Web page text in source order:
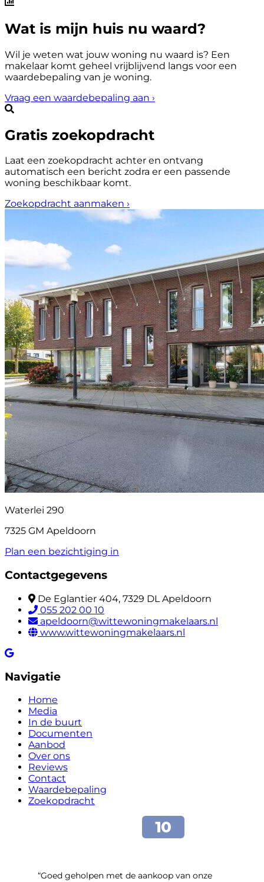
Wat is mijn huis nu waard?
Wil je weten wat jouw woning nu waard is? Een
makelaar komt geheel vrijblijvend langs voor een
waardebepaling van je woning.
Vraag een waardebepaling aan ›
Gratis zoekopdracht
Laat een zoekopdracht achter en ontvang
automatisch een bericht zodra er een passende
woning beschikbaar komt.
Zoekopdracht aanmaken ›
Waterlei 290
7325 GM Apeldoorn
Plan een bezichtiging in
Contactgegevens
De Eglantier 404, 7329 DL Apeldoorn
055 202 00 10
apeldoorn@wittewoningmakelaars.nl
www.wittewoningmakelaars.nl
Navigatie
Home
Media
In de buurt
Documenten
Aanbod
Over ons
Reviews
Contact
Waardebepaling
Zoekopdracht
“Goed geholpen met de aankoop van onze